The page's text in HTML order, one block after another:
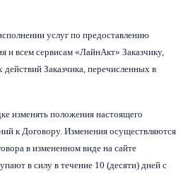
услуг по предоставлению
и всем сервисам «ЛайнАкт» Заказчику,
Заказчика, перечисленных в
изменять положения настоящего
к Договору. Изменения осуществляются
в измененном виде на сайте
в силу в течение 10 (десяти) дней с